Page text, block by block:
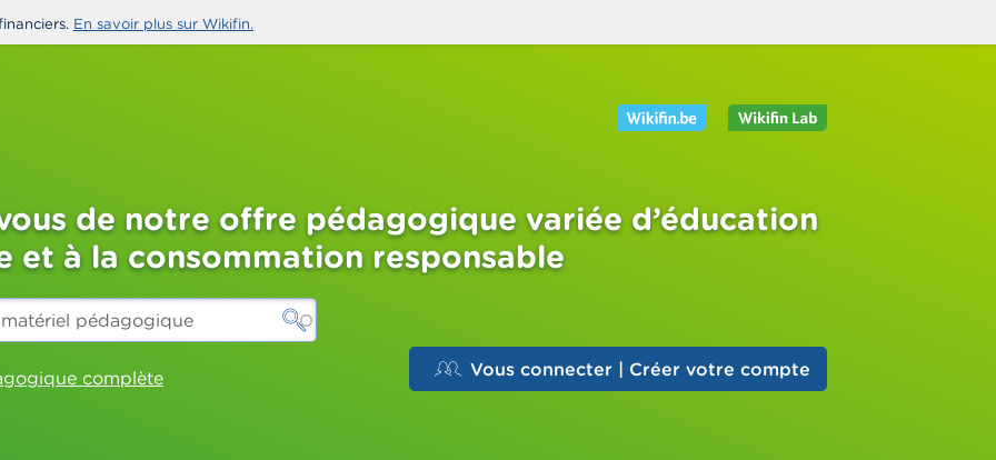
En savoir plus sur Wikifin.
de notre offre pédagogique variée d’éducation
et à la consommation responsable
complète Vous connecter | Créer votre compte